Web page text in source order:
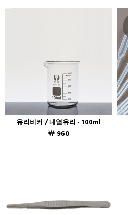
유리비커 / 내열유리 - 100ml
￦ 960